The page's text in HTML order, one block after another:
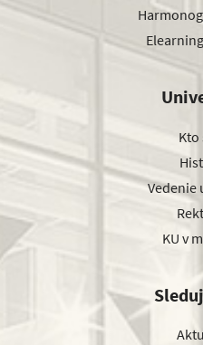
Kto
Vedenie
KU v